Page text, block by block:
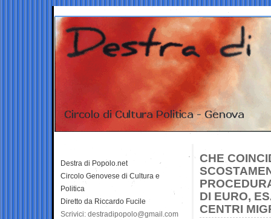
CHE
DI EURO,
CENTRI
Destra di Popolo.net
Circolo Genovese di Cultura e
Politica
Diretto da Riccardo Fucile
Scrivici: destradipopolo@gmail.com